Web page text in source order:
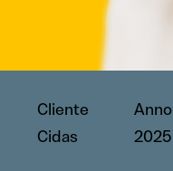
Cliente
Cidas
Anno
2025